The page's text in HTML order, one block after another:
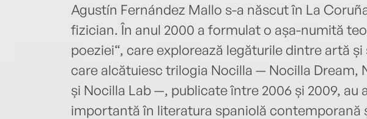
Agustín Fernández Mallo s-a născut în La
fizician. În anul 2000 a formulat o așa-numită
poeziei“, care explorează legăturile dintre artă
care alcătuiesc trilogia Nocilla — Nocilla Dream,
și Nocilla Lab —, publicate între 2006 și 2009, au
importantă în literatura spaniolă contemporană